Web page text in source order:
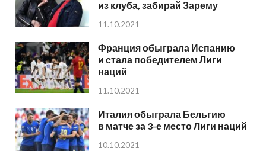
из клуба, забирай Зарему
11.10.2021
Франция обыграла Испанию
и стала победителем Лиги
наций
11.10.2021
Италия обыграла Бельгию
в матче за 3-е место Лиги наций
10.10.2021